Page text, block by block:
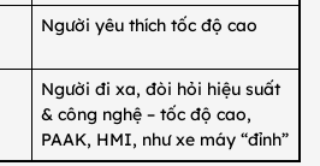
Người yêu thích tốc độ cao
Người đi xa, đòi hỏi hiệu suất
& công nghệ – tốc độ cao,
PAAK, HMI, như xe máy “đỉnh”